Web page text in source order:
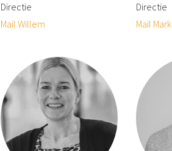
Directie
Mail Willem
Directie
Mail Mark